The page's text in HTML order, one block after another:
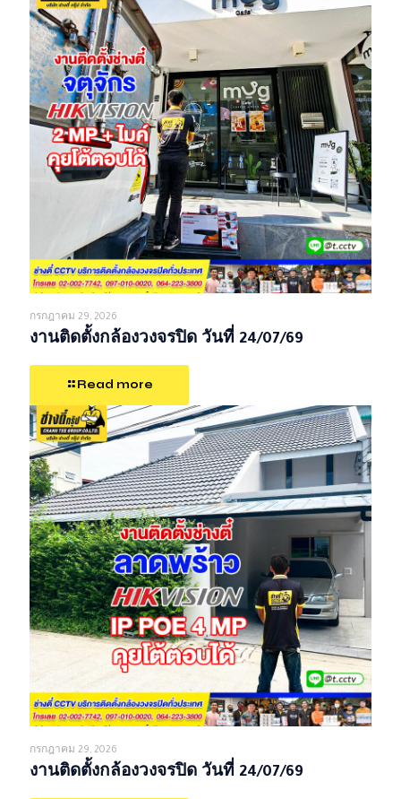
กรกฎาคม 29, 2026
งานติดตั้งกล้องวงจรปิด วันที่ 24/07/69
Read more
กรกฎาคม 29, 2026
งานติดตั้งกล้องวงจรปิด วันที่ 24/07/69